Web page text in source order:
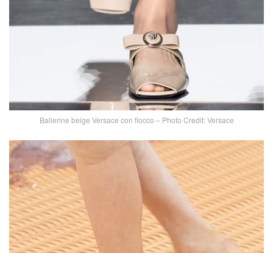
Ballerine beige Versace con fiocco – Photo Credit: Versace